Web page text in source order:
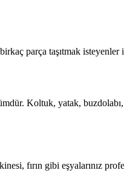
parça taşıtmak
Koltuk, yatak,
fırın gibi eşyalarınız